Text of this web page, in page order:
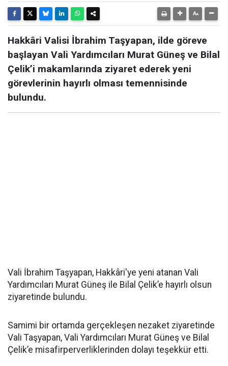
Hakkâri Valisi İbrahim Taşyapan, ilde göreve
başlayan Vali Yardımcıları Murat Güneş ve Bilal
Çelik’i makamlarında ziyaret ederek yeni
görevlerinin hayırlı olması temennisinde
bulundu.
Vali İbrahim Taşyapan, Hakkâri'ye yeni atanan Vali
Yardımcıları Murat Güneş ile Bilal Çelik’e hayırlı olsun
ziyaretinde bulundu.
Samimi bir ortamda gerçekleşen nezaket ziyaretinde
Vali Taşyapan, Vali Yardımcıları Murat Güneş ve Bilal
Çelik’e misafirperverliklerinden dolayı teşekkür etti.